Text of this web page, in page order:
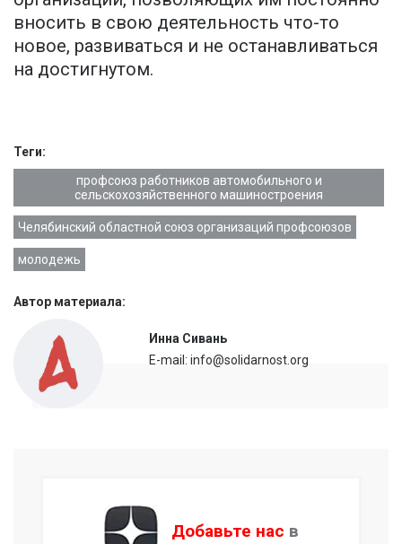
вносить в свою деятельность что-то
новое, развиваться и не останавливаться
на достигнутом.
Теги:
профсоюз работников автомобильного и
сельскохозяйственного машиностроения
Челябинский областной союз организаций профсоюзов
молодежь
Автор материала:
Инна Сивань
E-mail: info@solidarnost.org
Добавьте нас в